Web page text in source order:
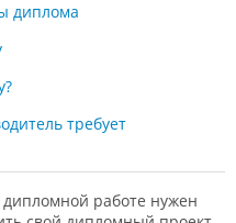
диплома
требует
дипломной работе нужен